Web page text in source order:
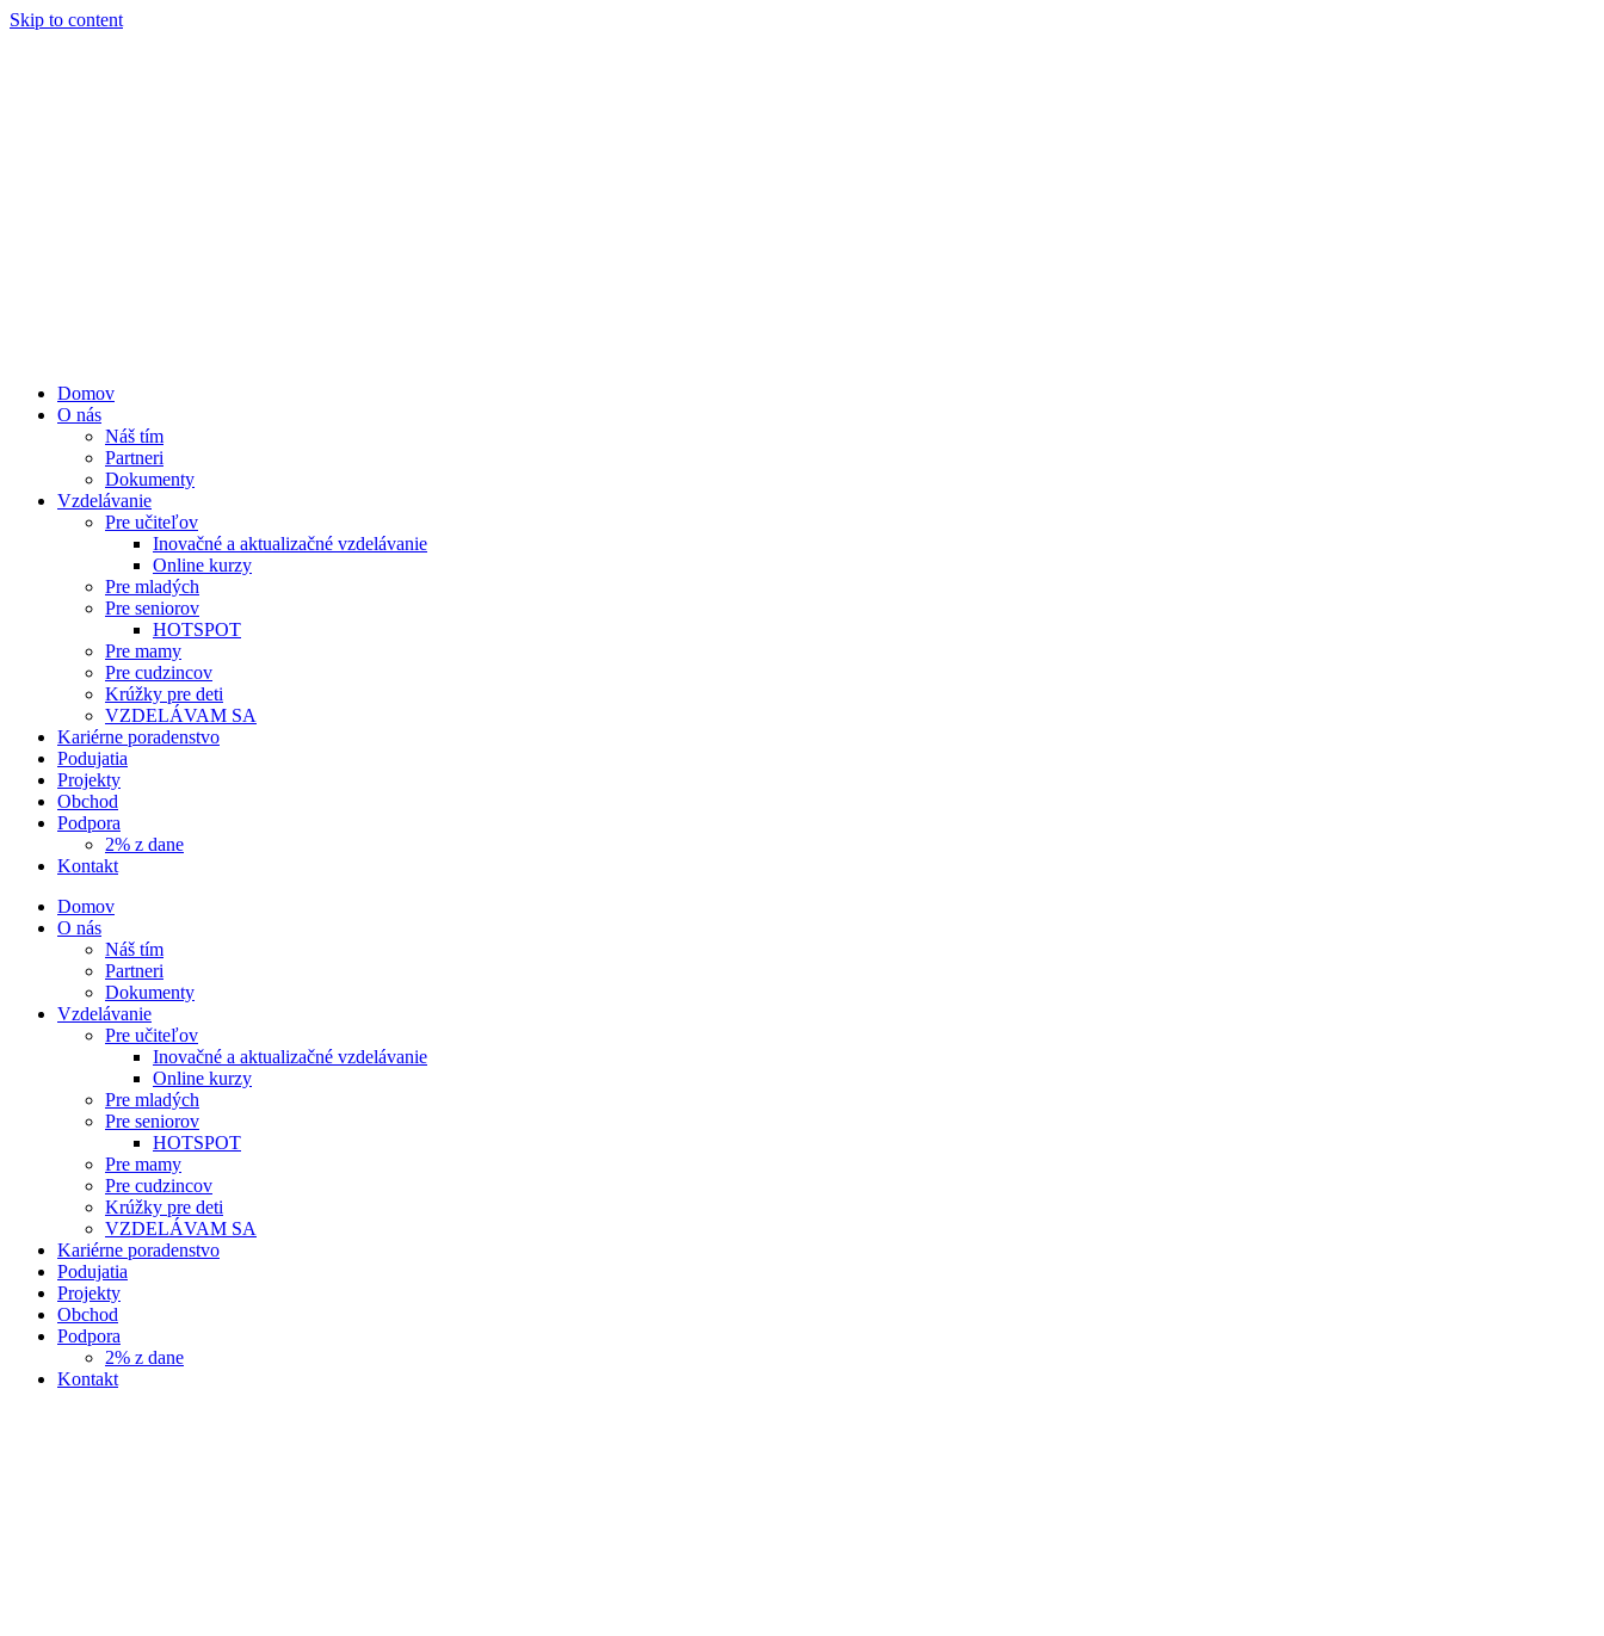
Skip to content
Domov
O nás
Náš tím
Partneri
Dokumenty
Vzdelávanie
Pre učiteľov
Inovačné a aktualizačné vzdelávanie
Online kurzy
Pre mladých
Pre seniorov
HOTSPOT
Pre mamy
Pre cudzincov
Krúžky pre deti
VZDELÁVAM SA
Kariérne poradenstvo
Podujatia
Projekty
Obchod
Podpora
2% z dane
Kontakt
Domov
O nás
Náš tím
Partneri
Dokumenty
Vzdelávanie
Pre učiteľov
Inovačné a aktualizačné vzdelávanie
Online kurzy
Pre mladých
Pre seniorov
HOTSPOT
Pre mamy
Pre cudzincov
Krúžky pre deti
VZDELÁVAM SA
Kariérne poradenstvo
Podujatia
Projekty
Obchod
Podpora
2% z dane
Kontakt